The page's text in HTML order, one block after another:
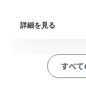
ペレーション」：ト
ション
LINE公式アカ
通知先を任意に
送信メッセージ
詳細を見る
すべ